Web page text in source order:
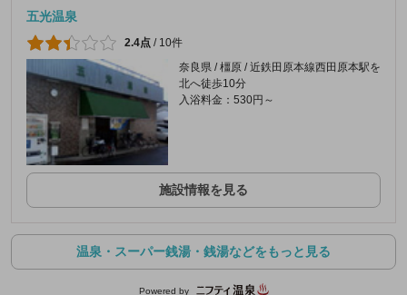
五光温泉
2.4点 / 10件
奈良県 / 橿原 / 近鉄田原本線西田原本駅を
北へ徒歩10分
入浴料金：530円～
施設情報を見る
温泉・スーパー銭湯・銭湯などをもっと見る
Powered by